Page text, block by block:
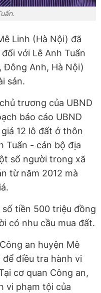
Linh (Hà Nội) đã
với Lê Anh Tuấn
Đông Anh, Hà Nội)
sản.
trương của UBND
báo cáo UBND
12 lô đất ở thôn
Tuấn - cán bộ địa
số người trong xã
từ năm 2012 mà
số tiền 500 triệu đồng
có nhu cầu mua đất.
an huyện Mê
để điều tra hành vi
cơ quan Công an,
vi phạm tội của